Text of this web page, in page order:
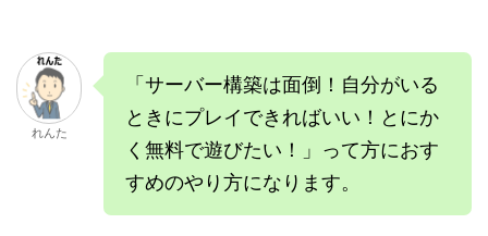
れんた
「サーバー構築は面倒！自分がいる
ときにプレイできればいい！とにか
く無料で遊びたい！」って方におす
すめのやり方になります。